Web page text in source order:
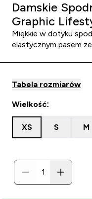
Damskie
Graphic
Miękkie w dotyku
elastycznym pasem
Tabela rozmiarów
Wielkość:
XS S M